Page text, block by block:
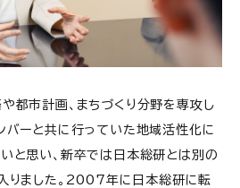
都市計画、まちづくり分野を専攻し
バーと共に行っていた地域活性化に
と思い、新卒では日本総研とは別の
りました。2007年に日本総研に転